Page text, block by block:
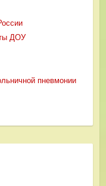
ДОУ
пневмонии